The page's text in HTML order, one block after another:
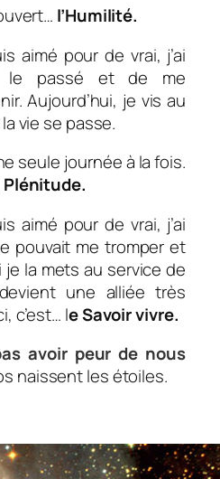
l’Humilité.
aimé pour de vrai, j’ai
le passé et de me
Aujourd’hui, je vis au
vie se passe.
seule journée à la fois.
Plénitude.
aimé pour de vrai, j’ai
pouvait me tromper et
je la mets au service de
une alliée très
c’est… le Savoir vivre.
avoir peur de nous
naissent les étoiles.